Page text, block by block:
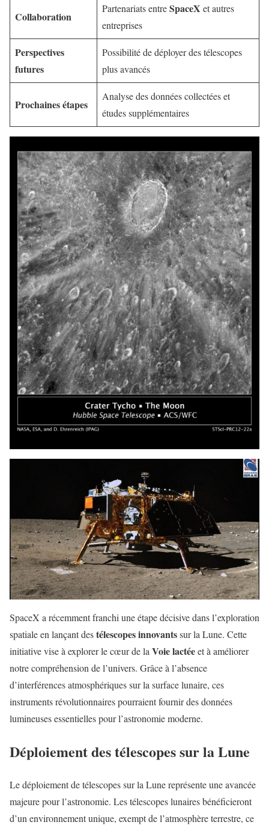
Collaboration
Partenariats entreSpaceX et autres
entreprises
Perspectives
futures
Possibilité de déployer des télescopes
plus avancés
Prochaines étapes
Analyse des données collectées et
études supplémentaires
SpaceX a récemment franchi une étape décisive dans l’exploration
spatiale en lançant destélescopes innovantssur la Lune. Cette
initiative vise à explorer le cœur de la Voie lactéeet à améliorer
notre compréhension de l’univers. Grâce à l’absence
d’interférences atmosphériques sur la surface lunaire, ces
instruments révolutionnaires pourraient fournir des données
lumineuses essentielles pour l’astronomie moderne.
Déploiement des télescopes sur la Lune
Le déploiement de télescopes sur la Lune représente une avancée
majeure pour l’astronomie. Les télescopes lunaires bénéficieront
d’un environnement unique, exempt de l’atmosphère terrestre, ce